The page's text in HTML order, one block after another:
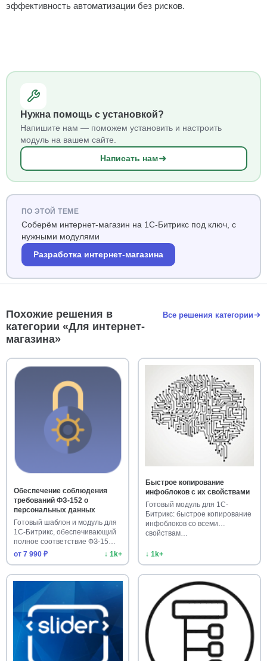
эффективность автоматизации без рисков.
Нужна помощь с установкой?
Напишите нам — поможем установить и настроить
модуль на вашем сайте.
Написать нам
ПО ЭТОЙ ТЕМЕ
Соберём интернет-магазин на 1С-Битрикс под ключ, с
нужными модулями
Разработка интернет-магазина
Похожие решения в
категории «Для интернет-
магазина»
Все решения категории
Обеспечение соблюдения
требований ФЗ-152 о
персональных данных
Готовый шаблон и модуль для
1С-Битрикс, обеспечивающий
полное соответствие ФЗ-15…
от 7 990 ₽
↓ 1k+
Быстрое копирование
инфоблоков с их свойствами
Готовый модуль для 1С-
Битрикс: быстрое копирование
инфоблоков со всеми
свойствам…
↓ 1k+